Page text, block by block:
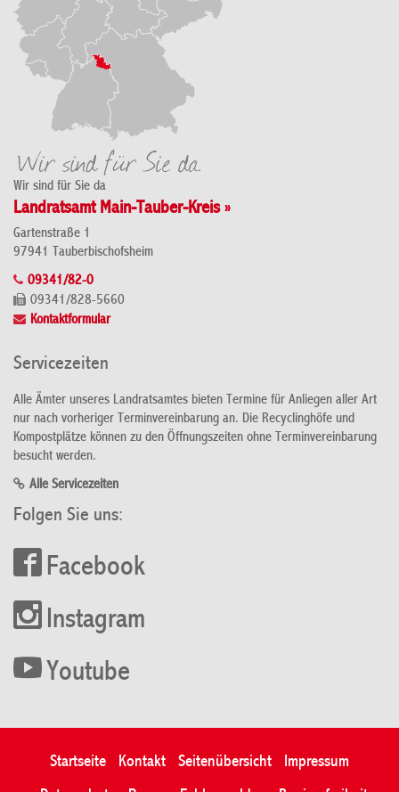
Wir sind für Sie da
Landratsamt Main-Tauber-Kreis »
Gartenstraße 1
97941 Tauberbischofsheim
09341/82-0
09341/828-5660
Kontaktformular
Servicezeiten
Alle Ämter unseres Landratsamtes bieten Termine für Anliegen aller Art
nur nach vorheriger Terminvereinbarung an. Die Recyclinghöfe und
Kompostplätze können zu den Öffnungszeiten ohne Terminvereinbarung
besucht werden.
Alle Servicezeiten
Folgen Sie uns:
Facebook
Instagram
Youtube
Startseite Kontakt Seitenübersicht
Impressum